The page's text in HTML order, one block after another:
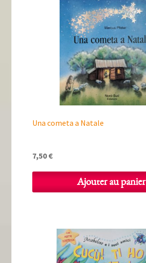
La qualité Lieux Dits
Qui sommes-nous ?
Les éditions Lieux Dits
Una cometa a Natale
7,50€
Ajouter au panier